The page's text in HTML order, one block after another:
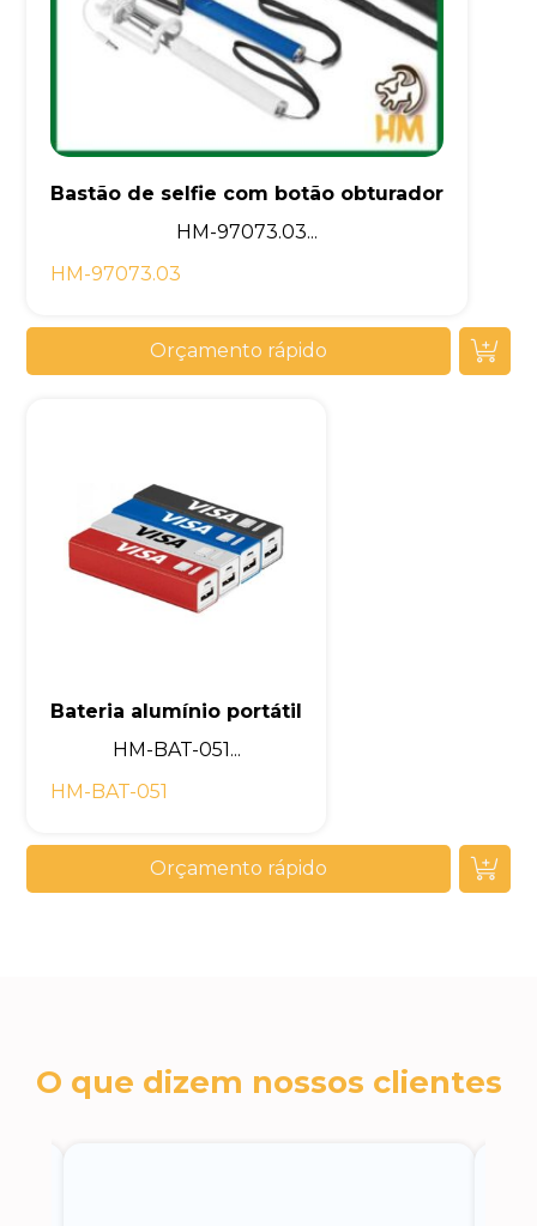
Bastão de selfie com botão obturador
HM-97073.03...
HM-97073.03
Orçamento rápido
Bateria alumínio portátil
HM-BAT-051...
HM-BAT-051
Orçamento rápido
O que dizem nossos clientes